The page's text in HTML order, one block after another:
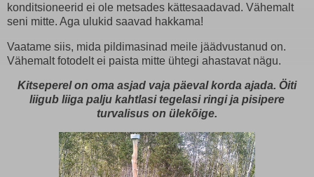
konditsioneerid ei ole metsades kättesaadavad. Vähemalt
seni mitte. Aga ulukid saavad hakkama!
Vaatame siis, mida pildimasinad meile jäädvustanud on.
Vähemalt fotodelt ei paista mitte ühtegi ahastavat nägu.
Kitseperel on oma asjad vaja päeval korda ajada. Öiti
liigub liiga palju kahtlasi tegelasi ringi ja pisipere
turvalisus on ülekõige.